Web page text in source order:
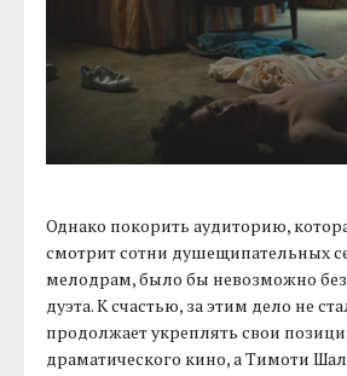
Однако покорить аудиторию,
смотрит сотни душещипательных
мелодрам, было бы невозможно без
дуэта. К счастью, за этим дело не
продолжает укреплять свои
драматического кино, а Тимоти